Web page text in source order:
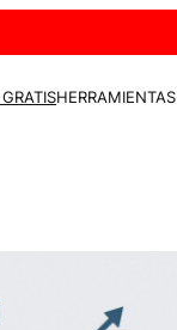
HERRAMIENTAS